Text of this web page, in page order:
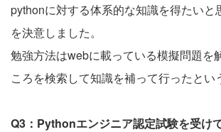
pythonに対する体系的な知識を得たいと
を決意しました。
勉強方法はwebに載っている模擬問題を
ころを検索して知識を補って行ったとい
Q3：Pythonエンジニア認定試験を受け